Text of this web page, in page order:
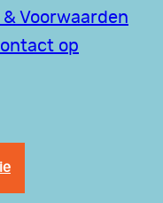
& Voorwaarden
op